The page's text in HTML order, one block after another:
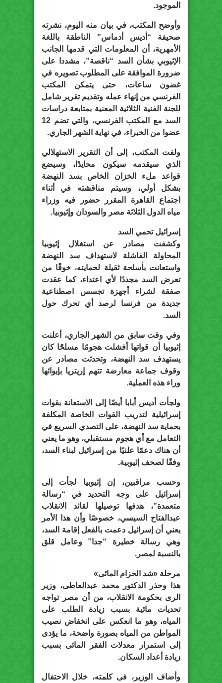
الموجود.
وأوضح المكتب، في بيان منه اليوم، نشرته
صحيفة “أديس أدماس” الناطقة باللغة
الأمهرية، أن المعلومات التي قدمها الجانب
الإثيوبي بشأن السد “ناقصة”، مشددا على
ضرورة الموافقة على المطلوب تصويره في
غضون ساعات، حتى يتمكن المكتب
الفرنسي من إنهاء عمله وتقديم تقرير شامل
للجنة الفنية الثلاثية المعنية بمتابعة دراسات
السد مع المكتب الفرنسي، والتي تضم 12
عضوا من الخبراء، في نهاية الشهر الجاري.
ولفت المكتب، إلى أن التقرير الاستهلالي
الذي سيقدمه سيكون محايدًا، وسيضع
قواعد ملء الخزان الخاص بسد النهضة
بشكل أولي، وسيتم مناقشته في أثناء
اجتماع القاهرة المقرر حضور فيه وزراء
مياه الدول الثلاثة مصر والسودان وإثيوبيا.
إسرائيل تحمي السد
وكشفت مصادر عن استغلال إثيوبيا
المحاولة الفاشلة لاستهداف سد النهضة
واستعانت بأسلحة ثقيلة لحمايته، خوفًا من
تعرض السد مجددًا لأي اعتداء، كما عقدت
صفقة لشراء أجهزة تجسس اصطناعية
جديدة من فرنسا لرصد أي تحرك حول
السد.
وفي وقت سابق من الشهر الجاري، أعلنت
إثيوبيا أن قواتها أفشلت هجومًا مسلحًا كان
يستهدف سد النهضة، وتحدثت مصادر عن
وقوف جماعة معارضة تتهم إريتريا بإيوائها
وراء هذه العملية.
ولجأت أديس أبابا أيضًا إلى الاستعانة بقوات
إسرائيلية لتدريب القوات الخاصة المكلفة
بحماية سد النهضة، على التصدي السريع في
التعامل مع أي هجوم مستقبلي، وهو ما يعني
أن هناك دعمًا علنيًا من إسرائيل لبناء السد،
وفقًا لصحف إثيوبية.
وحسب مراقبين، إن إثيوبيا لجأت إلى
إسرائيل على وجه التحديد في “رسالة
متعمدة”، هدفها توصيلها لقائد الانقلاب
عبدالفتاح السيسي، خصوصًا وأن هذا الأمر
يعني أن إسرائيل دعمت بالفعل إقامة السد،
وهي رسالة خطيرة “جدا” وعامل قلق
بالنسبة لمصر.
مرحلة «شد الحزام المائى»
هذا وحذر الدكتور محمد عبدالعاطى، وزير
الرى بحكومة الانقلاب، من أن مصر تواجه
تحديات مائية بسبب زيادة الطلب على
المياه، وهو ما انعكس على انخفاض نصيب
المواطن من المياه بصورة واضحة، ما يؤدى
إلى استمرار معدلات الفقر المائى بسبب
زيادة أعداد السكان.
وأضاف الوزير، فى كلمته، خلال الاحتفال